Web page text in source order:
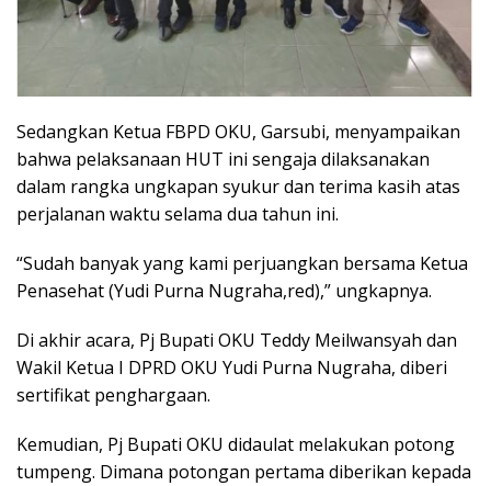
Sedangkan Ketua FBPD OKU, Garsubi, menyampaikan
bahwa pelaksanaan HUT ini sengaja dilaksanakan
dalam rangka ungkapan syukur dan terima kasih atas
perjalanan waktu selama dua tahun ini.
“Sudah banyak yang kami perjuangkan bersama Ketua
Penasehat (Yudi Purna Nugraha,red),” ungkapnya.
Di akhir acara, Pj Bupati OKU Teddy Meilwansyah dan
Wakil Ketua I DPRD OKU Yudi Purna Nugraha, diberi
sertifikat penghargaan.
Kemudian, Pj Bupati OKU didaulat melakukan potong
tumpeng. Dimana potongan pertama diberikan kepada